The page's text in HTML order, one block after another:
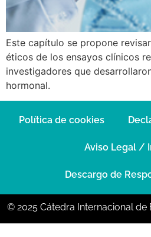
Este capítulo se propone
éticos de los ensayos clínicos
investigadores que
hormonal.
Política de cookies
Aviso Legal /
Descargo de
© 2025 Cátedra Internacional